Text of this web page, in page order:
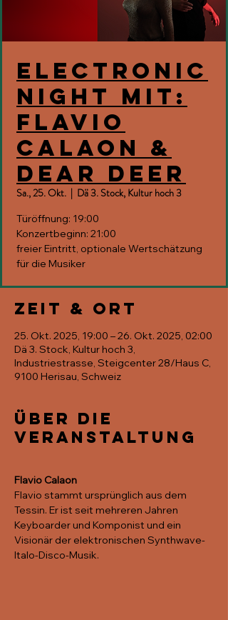
Electronic
Night mit:
Flavio
Calaon &
Dear Deer
Sa., 25. Okt.
  |
Dä 3. Stock, Kultur hoch 3
Türöffnung: 19:00
Konzertbeginn: 21:00
freier Eintritt, optionale Wertschätzung
für die Musiker
Zeit & Ort
25. Okt. 2025, 19:00 – 26. Okt. 2025, 02:00
Dä 3. Stock, Kultur hoch 3,
Industriestrasse, Steigcenter 28/Haus C,
9100 Herisau, Schweiz
Über die
Veranstaltung
Flavio Calaon
Flavio stammt ursprünglich aus dem
Tessin. Er ist seit mehreren Jahren
Keyboarder und Komponist und ein
Visionär der elektronischen Synthwave-
Italo-Disco-Musik.